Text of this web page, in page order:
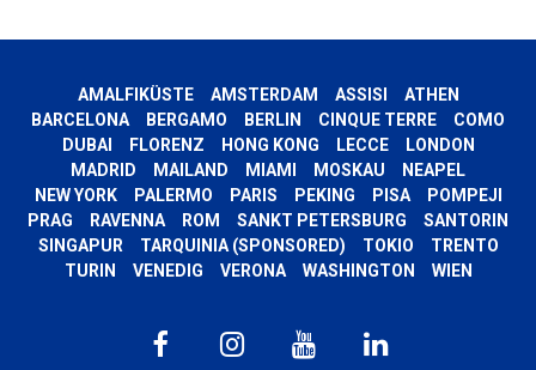
AMALFIKÜSTE AMSTERDAM ASSISI
ATHEN
BARCELONA
BERGAMO BERLIN CINQUE TERRE
COMO
DUBAI
FLORENZ HONG KONG LECCE
LONDON
MADRID
MAILAND MIAMI MOSKAU
NEAPEL
NEW YORK
PALERMO PARIS PEKING PISA
POMPEJI
PRAG
RAVENNA ROM SANKT PETERSBURG
SANTORIN
SINGAPUR
TARQUINIA (SPONSORED) TOKIO
TRENTO
TURIN
VENEDIG VERONA WASHINGTON WIEN